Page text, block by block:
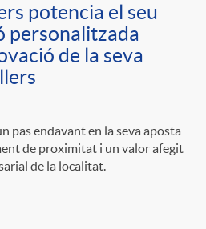
potencia el seu
personalitzada
de la seva
pas endavant en la seva aposta
de proximitat i un valor afegit
de la localitat.